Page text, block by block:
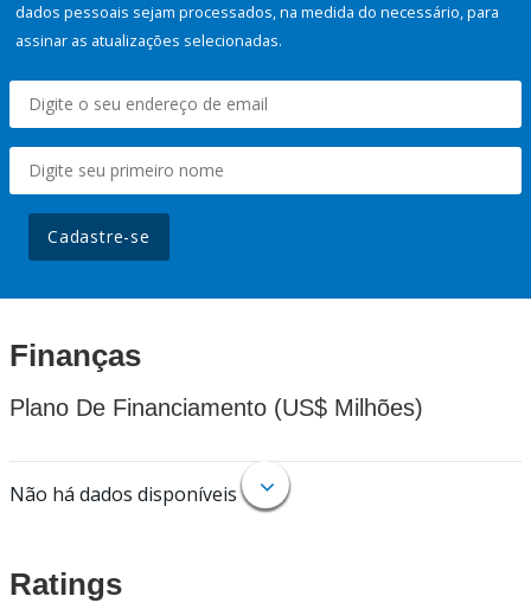
dados pessoais sejam processados, na medida do necessário, para
assinar as atualizações selecionadas.
Cadastre-se
Finanças
Plano De Financiamento (US$ Milhões)
Não há dados disponíveis
Ratings